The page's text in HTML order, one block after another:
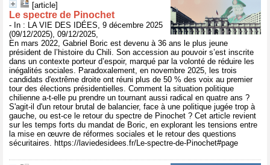
[article]
Le spectre de Pinochet
- In : LA VIE DES IDÉES, 9 décembre 2025
(09/12/2025), 09/12/2025,
En mars 2022, Gabriel Boric est devenu à 36 ans le plus jeune
président de l’histoire du Chili. Son accession au pouvoir s’est inscrite
dans un contexte porteur d’espoir, marqué par la volonté de réduire les
inégalités sociales. Paradoxalement, en novembre 2025, les trois
candidats d'extrême droite ont réuni plus de 50 % des voix au premier
tour des élections présidentielles. Comment la situation politique
chilienne a-t-elle pu prendre un tournant aussi radical en quatre ans ?
S'agit-il d'un retour brutal de balancier, face à une politique jugée trop à
gauche, ou est-ce le retour du spectre de Pinochet ? Cet article revient
sur les temps forts du mandat de Boric, en explorant les tensions entre
la mise en œuvre de réformes sociales et le retour des questions
sécuritaires. https://laviedesidees.fr/Le-spectre-de-Pinochet#page